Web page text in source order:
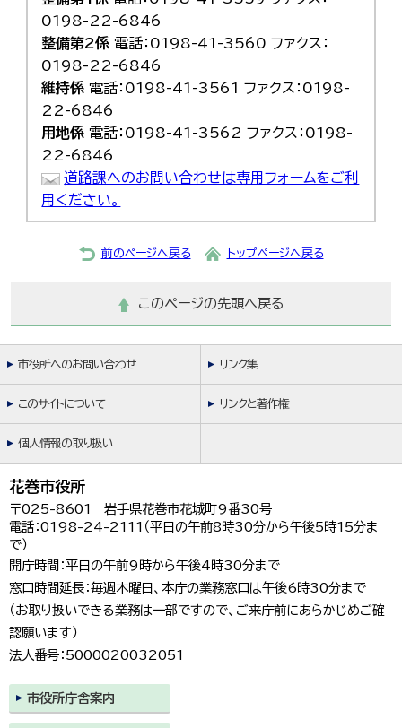
0198-22-6846
整備第2係 電話：0198-41-3560 ファクス：
0198-22-6846
維持係 電話：0198-41-3561 ファクス：0198-
22-6846
用地係 電話：0198-41-3562 ファクス：0198-
22-6846
道路課へのお問い合わせは専用フォームをご利
用ください。
前のページへ戻る トップページへ戻る
このページの先頭へ戻る
市役所へのお問い合わせ リンク集
このサイトについて リンクと著作権
個人情報の取り扱い
花巻市役所
〒025-8601 岩手県花巻市花城町9番30号
電話：0198-24-2111（平日の午前8時30分から午後5時15分ま
で）
開庁時間：平日の午前9時から午後4時30分まで
窓口時間延長：毎週木曜日、本庁の業務窓口は午後6時30分まで
（お取り扱いできる業務は一部ですので、ご来庁前にあらかじめご確
認願います）
法人番号：5000020032051
市役所庁舎案内